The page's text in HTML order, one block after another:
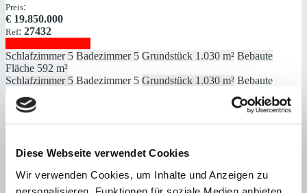
Diese Webseite verwendet Cookies
Wir verwenden Cookies, um Inhalte und Anzeigen zu
Preis:
€ 19.850.000
Ref: 27432
Schlafzimmer 5 Badezimmer 5 Grundstück 1.030 m² Bebaute
Fläche 592 m²
Schlafzimmer 5 Badezimmer 5 Grundstück 1.030 m² Bebaute
Fläche
Camp de Mar Einmaliges Grundstück mit genehmigtem Projekt in 1.